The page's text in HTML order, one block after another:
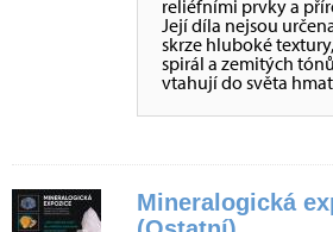
reliéfními prvky a
Její díla nejsou
skrze hluboké
spirál a zemitých
vtahují do světa
Mineralogická